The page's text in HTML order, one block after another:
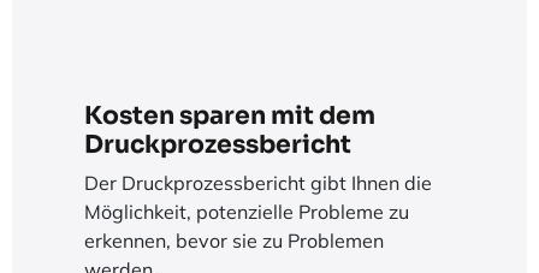
Kosten sparen mit dem
Druckprozessbericht
Der Druckprozessbericht gibt Ihnen die
Möglichkeit, potenzielle Probleme zu
erkennen, bevor sie zu Problemen